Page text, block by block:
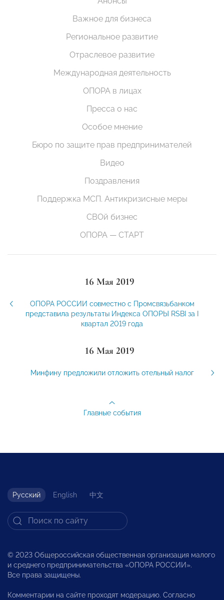
Важное для бизнеса
Региональное развитие
Отраслевое развитие
Международная деятельность
ОПОРА в лицах
Пресса о нас
Особое мнение
Бюро по защите прав предпринимателей
Видео
Поздравления
Поддержка МСП. Антикризисные меры
СВОй бизнес
ОПОРА — СТАРТ
16 Мая 2019
ОПОРА РОССИИ совместно с Промсвязьбанком
представила результаты Индекса ОПОРЫ RSBI за I
квартал 2019 года
16 Мая 2019
Минфину предложили отложить отельный налог
Главные события
Русский English 中文
© 2023 Общероссийская общественная организация малого
и среднего предпринимательства «ОПОРА РОССИИ».
Все права защищены.
Комментарии на сайте проходят модерацию. Согласно